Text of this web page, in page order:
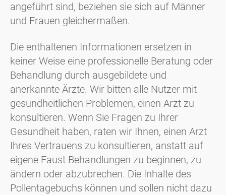
angeführt sind, beziehen sie sich auf Männer
und Frauen gleichermaßen.
Die enthaltenen Informationen ersetzen in
keiner Weise eine professionelle Beratung oder
Behandlung durch ausgebildete und
anerkannte Ärzte. Wir bitten alle Nutzer mit
gesundheitlichen Problemen, einen Arzt zu
konsultieren. Wenn Sie Fragen zu Ihrer
Gesundheit haben, raten wir Ihnen, einen Arzt
Ihres Vertrauens zu konsultieren, anstatt auf
eigene Faust Behandlungen zu beginnen, zu
ändern oder abzubrechen. Die Inhalte des
Pollentagebuchs können und sollen nicht dazu